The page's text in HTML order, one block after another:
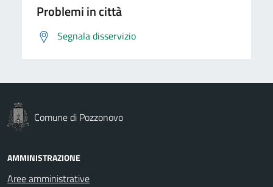
Problemi in città
Segnala disservizio
Comune di Pozzonovo
AMMINISTRAZIONE
Aree amministrative